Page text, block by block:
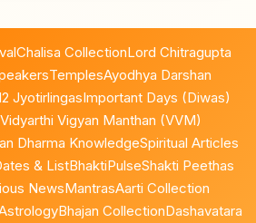
Chalisa CollectionLord Chitragupta
TemplesAyodhya Darshan
JyotirlingasImportant Days (Diwas)
Vidyarthi Vigyan Manthan (VVM)
Dharma KnowledgeSpiritual Articles
& ListBhaktiPulseShakti Peethas
NewsMantrasAarti Collection
Bhajan CollectionDashavatara